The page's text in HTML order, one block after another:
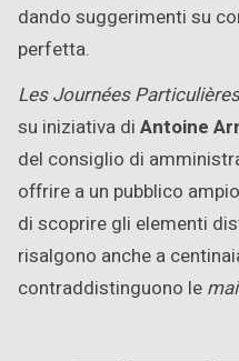
dando suggerimenti su
perfetta.
Les Journées Particulières
su iniziativa di Antoine
del consiglio di
offrire a un pubblico
di scoprire gli elementi
risalgono anche a
contraddistinguono le